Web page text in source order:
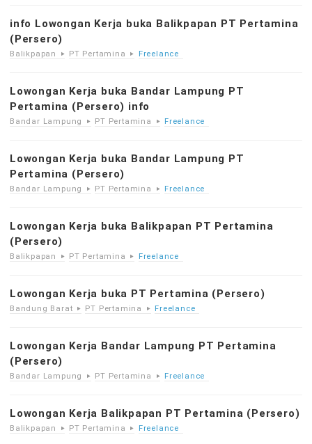
info Lowongan Kerja buka Balikpapan PT Pertamina
(Persero)
Balikpapan PT Pertamina Freelance
Lowongan Kerja buka Bandar Lampung PT
Pertamina (Persero) info
Bandar Lampung PT Pertamina Freelance
Lowongan Kerja buka Bandar Lampung PT
Pertamina (Persero)
Bandar Lampung PT Pertamina Freelance
Lowongan Kerja buka Balikpapan PT Pertamina
(Persero)
Balikpapan PT Pertamina Freelance
Lowongan Kerja buka PT Pertamina (Persero)
Bandung Barat PT Pertamina Freelance
Lowongan Kerja Bandar Lampung PT Pertamina
(Persero)
Bandar Lampung PT Pertamina Freelance
Lowongan Kerja Balikpapan PT Pertamina (Persero)
Balikpapan PT Pertamina Freelance